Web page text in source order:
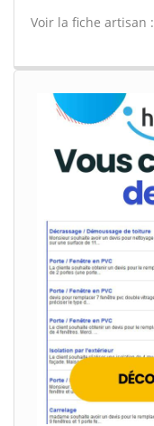
Voir la fiche artisan :